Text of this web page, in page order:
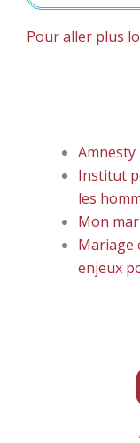
Pour aller plus
Amnesty
Institut
les
Mon
Mariage
enjeux